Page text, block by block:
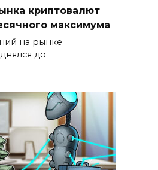
криптовалют
максимума
на рынке
до